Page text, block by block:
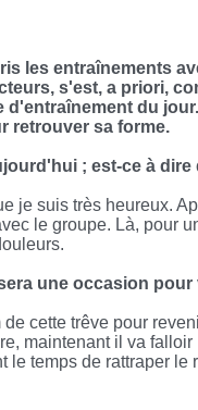
les entraînements
s'est, a priori,
d'entraînement du
retrouver sa forme.
; est-ce à
je suis très heureux.
le groupe. Là, pour
une occasion
cette trêve pour
maintenant il va
le temps de rattraper le